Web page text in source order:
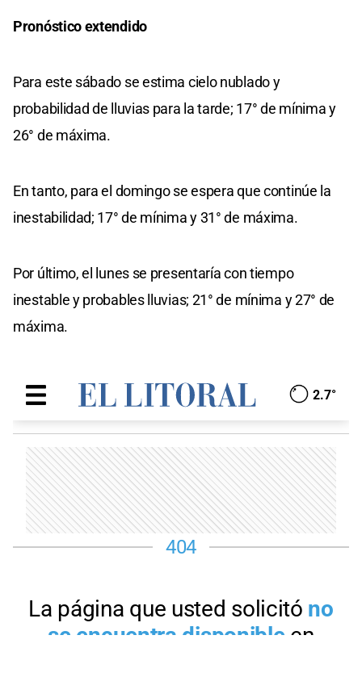
Pronóstico extendido
Para este sábado se estima cielo nublado y
probabilidad de lluvias para la tarde; 17° de mínima y
26° de máxima.
En tanto, para el domingo se espera que continúe la
inestabilidad; 17° de mínima y 31° de máxima.
Por último, el lunes se presentaría con tiempo
inestable y probables lluvias; 21° de mínima y 27° de
máxima.